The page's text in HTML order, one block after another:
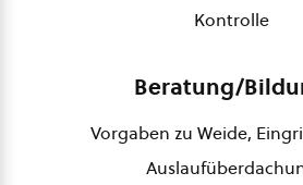
Kontrolle
Beratung/
Vorgaben zu Weide,